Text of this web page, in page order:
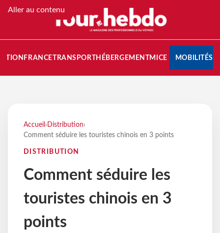
Aller au contenu
FRANCETRANSPORT HÉBERGEMENTMICE MOBILITÉS
Accueil › Distribution›
Comment séduire les touristes chinois en 3 points
DISTRIBUTION
Comment séduire les
touristes chinois en 3
points